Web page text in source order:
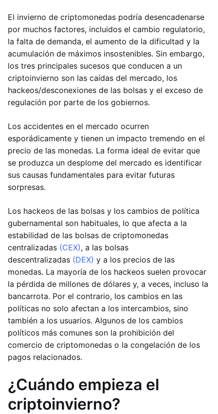
El invierno de criptomonedas podría desencadenarse
por muchos factores, incluidos el cambio regulatorio,
la falta de demanda, el aumento de la dificultad y la
acumulación de máximos insostenibles. Sin embargo,
los tres principales sucesos que conducen a un
criptoinvierno son las caídas del mercado, los
hackeos/desconexiones de las bolsas y el exceso de
regulación por parte de los gobiernos.
Los accidentes en el mercado ocurren
esporádicamente y tienen un impacto tremendo en el
precio de las monedas. La forma ideal de evitar que
se produzca un desplome del mercado es identificar
sus causas fundamentales para evitar futuras
sorpresas.
Los hackeos de las bolsas y los cambios de política
gubernamental son habituales, lo que afecta a la
estabilidad de las bolsas de criptomonedas
centralizadas (CEX), a las bolsas
descentralizadas (DEX) y a los precios de las
monedas. La mayoría de los hackeos suelen provocar
la pérdida de millones de dólares y, a veces, incluso la
bancarrota. Por el contrario, los cambios en las
políticas no solo afectan a los intercambios, sino
también a los usuarios. Algunos de los cambios
políticos más comunes son la prohibición del
comercio de criptomonedas o la congelación de los
pagos relacionados.
¿Cuándo empieza el
criptoinvierno?